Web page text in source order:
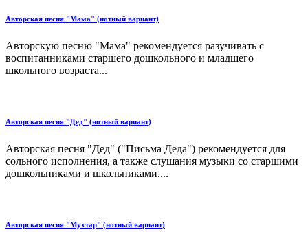
Авторская песня "Мама" (нотный вариант)
Авторскую песню "Мама" рекомендуется разучивать с
воспитанниками старшего дошкольного и младшего
школьного возраста...
Авторская песня "Дед" (нотный вариант)
Авторская песня "Дед" ("Письма Деда") рекомендуется для
сольного исполнения, а также слушания музыки со старшими
дошкольниками и школьниками....
Авторская песня "Мухтар" (нотный вариант)